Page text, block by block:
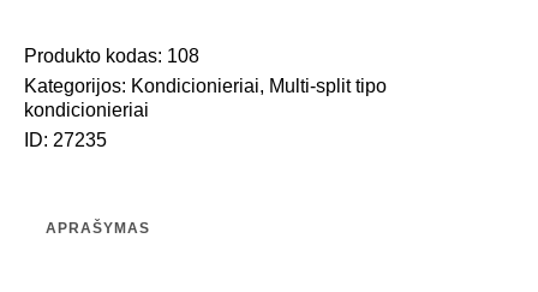
Produkto kodas: 108
Kategorijos: Kondicionieriai, Multi-split tipo
kondicionieriai
ID: 27235
APRAŠYMAS